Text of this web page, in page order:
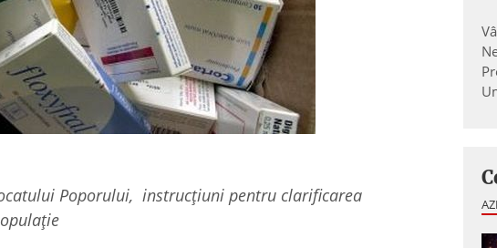
Poporului, instrucțiuni pentru clarificarea
AZI